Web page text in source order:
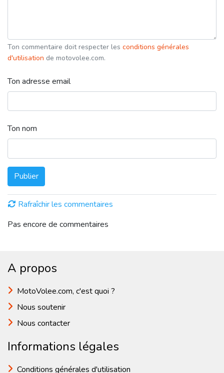
Ton commentaire doit respecter les conditions générales
d'utilisation de motovolee.com.
Ton adresse email
Ton nom
Publier
Rafraîchir les commentaires
Pas encore de commentaires
A propos
MotoVolee.com, c'est quoi ?
Nous soutenir
Nous contacter
Informations légales
Conditions générales d'utilisation